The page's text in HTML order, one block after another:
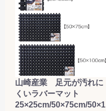
山崎産業 足元が汚れに
くいラバーマット
25×25cm/50×75cm/50×1